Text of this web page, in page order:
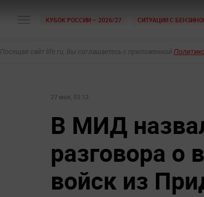
КУБОК РОССИИ — 2026/27 СИТУАЦИЯ С
Посещая сайт life.ru, Вы соглашаетесь с приложенной
27 мая, 03:12
В МИД
разговора о
войск из